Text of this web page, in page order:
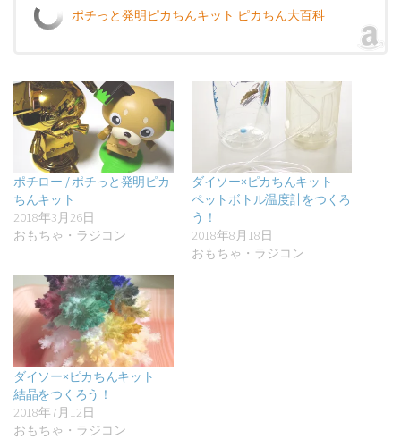
ポチっと発明ピカちんキット ピカちん大百科
ポチロー / ポチっと発明ピカ
ちんキット
2018年3月26日
おもちゃ・ラジコン
ダイソー×ピカちんキット
ペットボトル温度計をつくろ
う！
2018年8月18日
おもちゃ・ラジコン
ダイソー×ピカちんキット
結晶をつくろう！
2018年7月12日
おもちゃ・ラジコン